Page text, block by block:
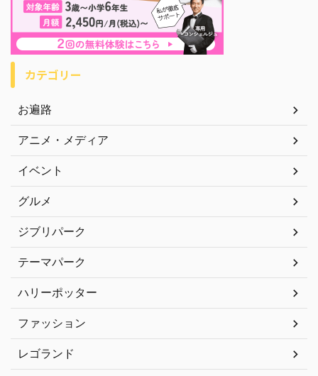
カテゴリー
お遍路
アニメ・メディア
イベント
グルメ
ジブリパーク
テーマパーク
ハリーポッター
ファッション
レゴランド